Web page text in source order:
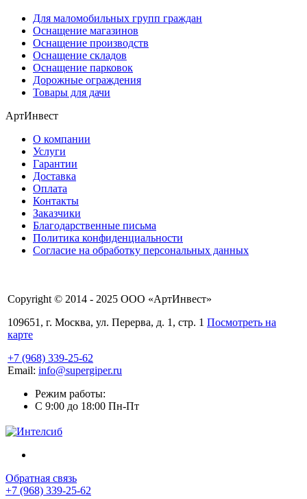
Для маломобильных групп граждан
Оснащение магазинов
Оснащение производств
Оснащение складов
Оснащение парковок
Дорожные ограждения
Товары для дачи
АртИнвест
О компании
Услуги
Гарантии
Доставка
Оплата
Контакты
Заказчики
Благодарственные письма
Политика конфиденциальности
Согласие на обработку персональных данных
Copyright © 2014 - 2025 ООО «АртИнвест»
109651, г. Москва, ул. Перерва, д. 1, стр. 1 Посмотреть на
карте
+7 (968) 339-25-62
Email: info@supergiper.ru
Режим работы:
C 9:00 до 18:00 Пн-Пт
Обратная связь
+7 (968) 339-25-62